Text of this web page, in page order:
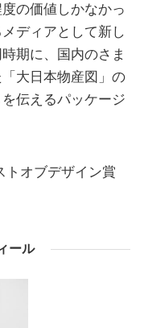
の価値しかなかっ
ディアとして新し
期に、国内のさま
大日本物産図」の
伝えるパッケージ
トオブデザイン賞
ール